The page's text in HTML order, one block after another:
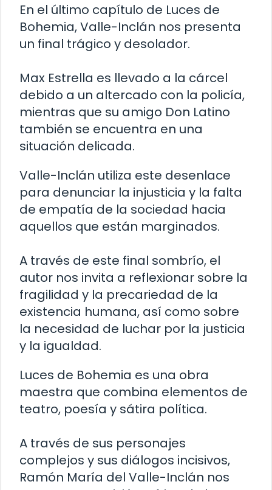
En el último capítulo de Luces de
Bohemia, Valle-Inclán nos presenta
un final trágico y desolador.
Max Estrella es llevado a la cárcel
debido a un altercado con la policía,
mientras que su amigo Don Latino
también se encuentra en una
situación delicada.
Valle-Inclán utiliza este desenlace
para denunciar la injusticia y la falta
de empatía de la sociedad hacia
aquellos que están marginados.
A través de este final sombrío, el
autor nos invita a reflexionar sobre la
fragilidad y la precariedad de la
existencia humana, así como sobre
la necesidad de luchar por la justicia
y la igualdad.
Luces de Bohemia es una obra
maestra que combina elementos de
teatro, poesía y sátira política.
A través de sus personajes
complejos y sus diálogos incisivos,
Ramón María del Valle-Inclán nos